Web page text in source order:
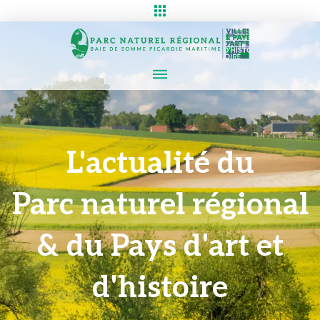
L'actualité du
Parc naturel régional
& du Pays d'art et
d'histoire